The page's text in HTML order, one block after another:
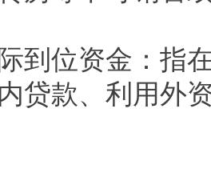
位资金：指在
贷款、利用外